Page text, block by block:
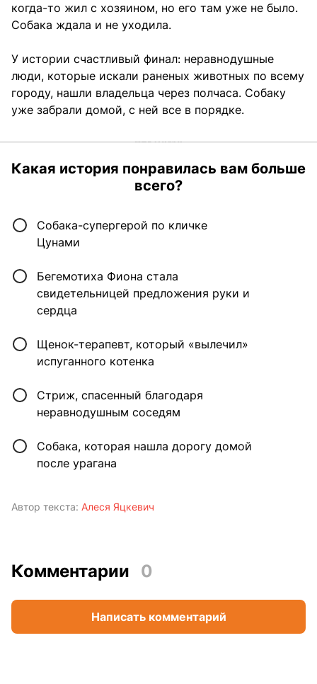
когда-то жил с хозяином, но его там уже не было.
Собака ждала и не уходила.
У истории счастливый финал: неравнодушные
люди, которые искали раненых животных по всему
городу, нашли владельца через полчаса. Собаку
уже забрали домой, с ней все в порядке.
Какая история понравилась вам больше
всего?
Собака-супергерой по кличке
Цунами
Бегемотиха Фиона стала
свидетельницей предложения руки и
сердца
Щенок-терапевт, который «вылечил»
испуганного котенка
Стриж, спасенный благодаря
неравнодушным соседям
Собака, которая нашла дорогу домой
после урагана
Автор текста: Алеся Яцкевич
Комментарии 0
Написать комментарий